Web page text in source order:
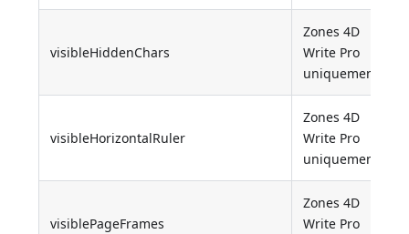
visibleHiddenChars
Zones 4D
Write Pro
uniquement
visibleHorizontalRuler
Zones 4D
Write Pro
uniquement
visiblePageFrames
Zones 4D
Write Pro